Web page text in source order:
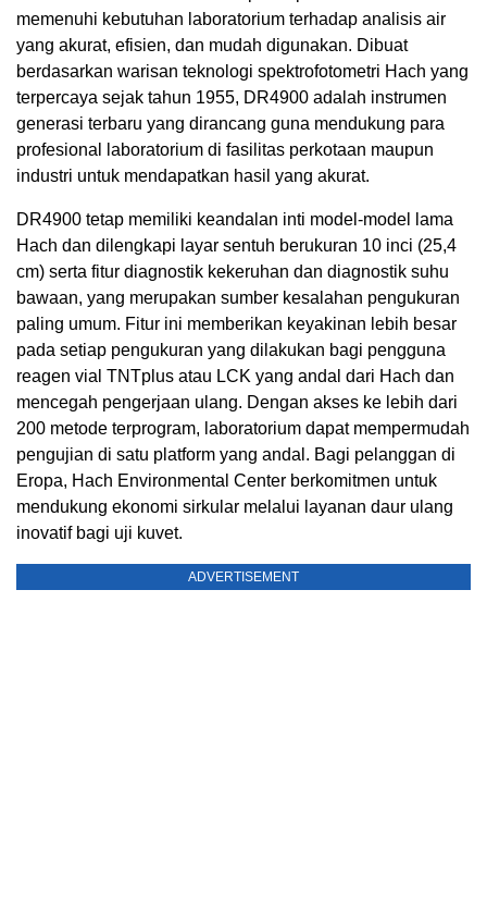
memenuhi kebutuhan laboratorium terhadap analisis air
yang akurat, efisien, dan mudah digunakan. Dibuat
berdasarkan warisan teknologi spektrofotometri Hach yang
terpercaya sejak tahun 1955, DR4900 adalah instrumen
generasi terbaru yang dirancang guna mendukung para
profesional laboratorium di fasilitas perkotaan maupun
industri untuk mendapatkan hasil yang akurat.
DR4900 tetap memiliki keandalan inti model-model lama
Hach dan dilengkapi layar sentuh berukuran 10 inci (25,4
cm) serta fitur diagnostik kekeruhan dan diagnostik suhu
bawaan, yang merupakan sumber kesalahan pengukuran
paling umum. Fitur ini memberikan keyakinan lebih besar
pada setiap pengukuran yang dilakukan bagi pengguna
reagen vial TNTplus atau LCK yang andal dari Hach dan
mencegah pengerjaan ulang. Dengan akses ke lebih dari
200 metode terprogram, laboratorium dapat mempermudah
pengujian di satu platform yang andal. Bagi pelanggan di
Eropa, Hach Environmental Center berkomitmen untuk
mendukung ekonomi sirkular melalui layanan daur ulang
inovatif bagi uji kuvet.
ADVERTISEMENT